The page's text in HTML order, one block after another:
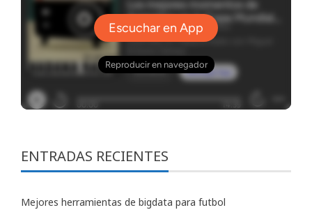
ENTRADAS RECIENTES
Mejores herramientas de bigdata para futbol